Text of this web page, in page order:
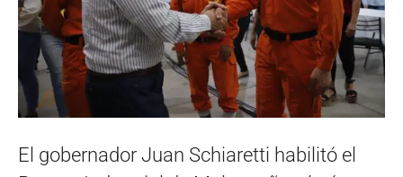
El gobernador Juan Schiaretti habilitó el